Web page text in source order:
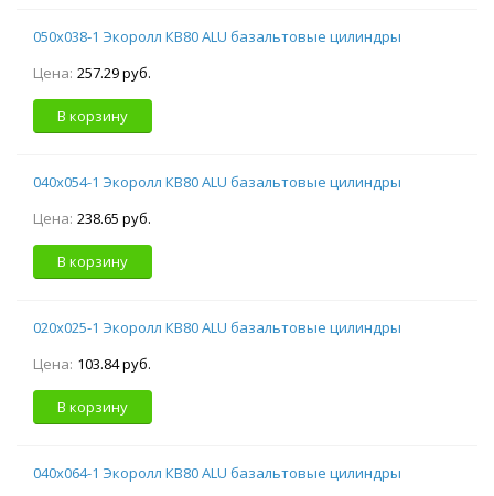
050х038-1 Экоролл КВ80 ALU базальтовые цилиндры
Цена: 257.29 руб.
В корзину
040х054-1 Экоролл КВ80 ALU базальтовые цилиндры
Цена: 238.65 руб.
В корзину
020х025-1 Экоролл КВ80 ALU базальтовые цилиндры
Цена: 103.84 руб.
В корзину
040х064-1 Экоролл КВ80 ALU базальтовые цилиндры